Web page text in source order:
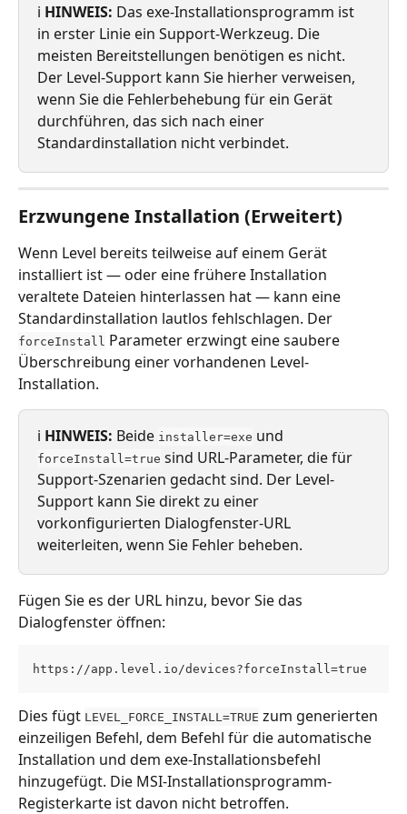
ℹ️ HINWEIS: Das exe-Installationsprogramm ist
in erster Linie ein Support-Werkzeug. Die
meisten Bereitstellungen benötigen es nicht.
Der Level-Support kann Sie hierher verweisen,
wenn Sie die Fehlerbehebung für ein Gerät
durchführen, das sich nach einer
Standardinstallation nicht verbindet.
Erzwungene Installation (Erweitert)
Wenn Level bereits teilweise auf einem Gerät
installiert ist — oder eine frühere Installation
veraltete Dateien hinterlassen hat — kann eine
Standardinstallation lautlos fehlschlagen. Der
forceInstall Parameter erzwingt eine saubere
Überschreibung einer vorhandenen Level-
Installation.
ℹ️ HINWEIS: Beide installer=exe und
forceInstall=true sind URL-Parameter, die für
Support-Szenarien gedacht sind. Der Level-
Support kann Sie direkt zu einer
vorkonfigurierten Dialogfenster-URL
weiterleiten, wenn Sie Fehler beheben.
Fügen Sie es der URL hinzu, bevor Sie das
Dialogfenster öffnen:
https://app.level.io/devices?forceInstall=true
Dies fügt LEVEL_FORCE_INSTALL=TRUE zum generierten
einzeiligen Befehl, dem Befehl für die automatische
Installation und dem exe-Installationsbefehl
hinzugefügt. Die MSI-Installationsprogramm-
Registerkarte ist davon nicht betroffen.